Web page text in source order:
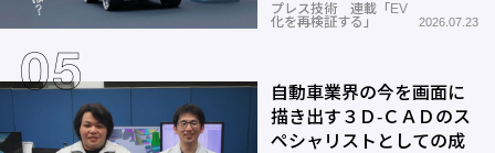
プレス技術 連載「EV
化を再検証する」
2026.07.23
自動車業界の今を画面に
描き出す３Ｄ-ＣＡＤのス
ペシャリストとしての成